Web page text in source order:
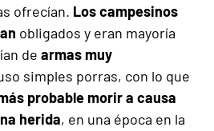
ofrecían. Los campesinos
obligados y eran mayoría
de armas muy
simples porras, con lo que
probable morir a causa
herida, en una época en la